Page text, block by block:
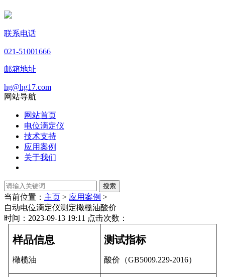
联系电话
021-51001666
邮箱地址
hg@hg17.com
网站导航
网站首页
电位滴定仪
技术支持
应用案例
关于我们
当前位置： 主页 > 应用案例 >
自动电位滴定仪测定橄榄油酸价
时间：2023-09-13 19:11 点击次数：
样品信息
橄榄油
测试指标
酸价（GB5009.229-2016）